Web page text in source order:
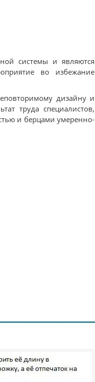
системы и являются
во избежание
дизайну и
труда специалистов,
и берцами умеренно-